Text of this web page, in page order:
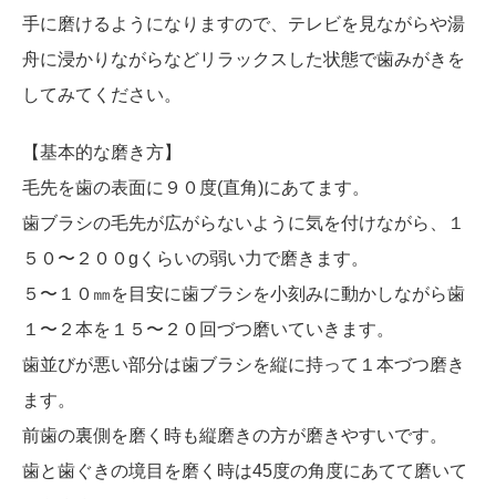
手に磨けるようになりますので、テレビを見ながらや湯
舟に浸かりながらなどリラックスした状態で歯みがきを
してみてください。
【基本的な磨き方】
毛先を歯の表面に９０度(直角)にあてます。
歯ブラシの毛先が広がらないように気を付けながら、１
５０〜２００gくらいの弱い力で磨きます。
５〜１０㎜を目安に歯ブラシを小刻みに動かしながら歯
１〜２本を１５〜２０回づつ磨いていきます。
歯並びが悪い部分は歯ブラシを縦に持って１本づつ磨き
ます。
前歯の裏側を磨く時も縦磨きの方が磨きやすいです。
歯と歯ぐきの境目を磨く時は45度の角度にあてて磨いて